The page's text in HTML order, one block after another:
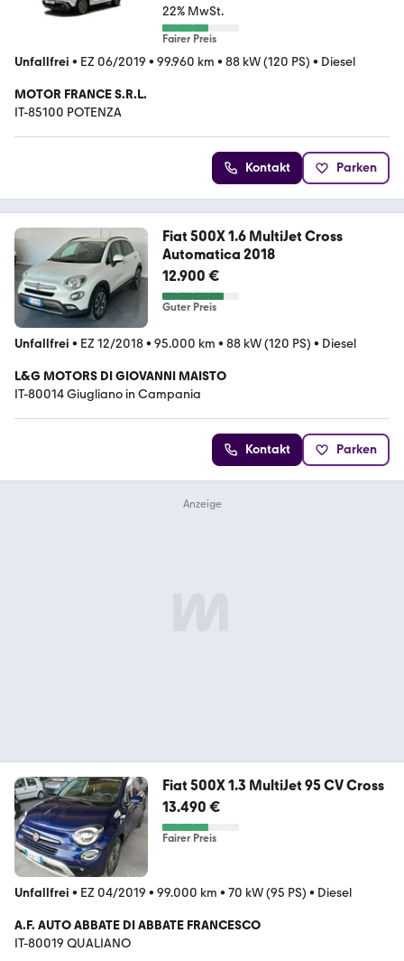
22% MwSt.
Fairer Preis
Unfallfrei • EZ 06/2019 • 99.960 km • 88 kW (120 PS) • Diesel
MOTOR FRANCE S.R.L.
IT-85100 POTENZA
Kontakt Parken
Fiat 500X 1.6 MultiJet Cross
Automatica 2018
12.900 €
Guter Preis
Unfallfrei • EZ 12/2018• 95.000 km • 88 kW (120 PS) • Diesel
L&G MOTORS DI GIOVANNI MAISTO
IT-80014 Giugliano in Campania
Kontakt Parken
Fiat 500X 1.3 MultiJet 95 CV Cross
13.490 €
Fairer Preis
Unfallfrei • EZ 04/2019 • 99.000 km • 70 kW (95 PS) • Diesel
A.F. AUTO ABBATE DI ABBATE FRANCESCO
IT-80019 QUALIANO